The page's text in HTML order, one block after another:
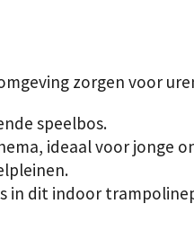
zorgen voor
speelbos.
ideaal voor jonge
in dit indoor